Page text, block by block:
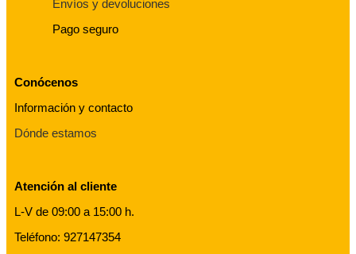
Envíos y devoluciones
Pago seguro
Conócenos
Información y contacto
Dónde estamos
Atención al cliente
L-V de 09:00 a 15:00 h.
Teléfono: 927147354